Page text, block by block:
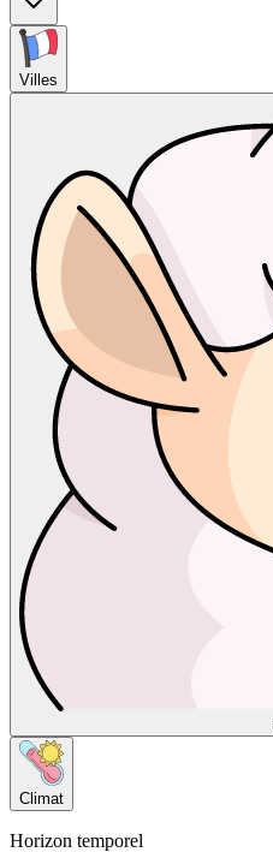
Villes
Climat
Horizon temporel